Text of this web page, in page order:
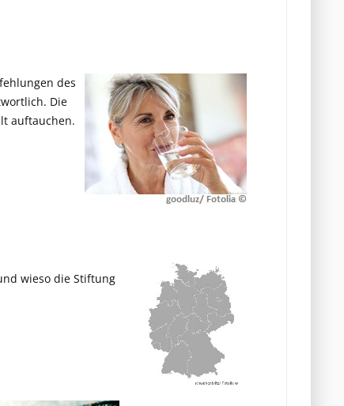
des
Die
auftauchen.
wieso die Stiftung